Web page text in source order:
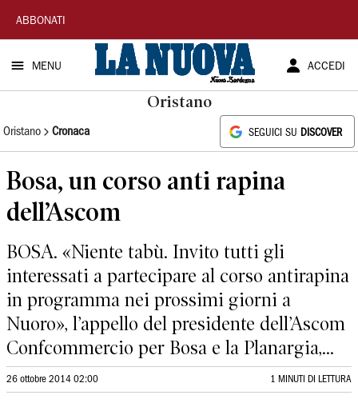
La
Nuova
Sardegna
ABBONATI
MENU ACCEDI
Oristano
Oristano Cronaca SEGUICI SU DISCOVER
Bosa, un corso anti rapina
dell’Ascom
BOSA. «Niente tabù. Invito tutti gli
interessati a partecipare al corso antirapina
in programma nei prossimi giorni a
Nuoro», l’appello del presidente dell’Ascom
Confcommercio per Bosa e la Planargia,...
26 ottobre 2014 02:00 1 MINUTI DI LETTURA